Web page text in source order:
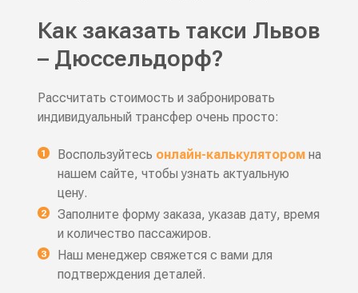
Как заказать такси Львов
– Дюссельдорф?
Рассчитать стоимость и забронировать
индивидуальный трансфер очень просто:
Воспользуйтесь онлайн-калькуляторомна
нашем сайте, чтобы узнать актуальную
цену.
Заполните форму заказа, указав дату, время
и количество пассажиров.
Наш менеджер свяжется с вами для
подтверждения деталей.